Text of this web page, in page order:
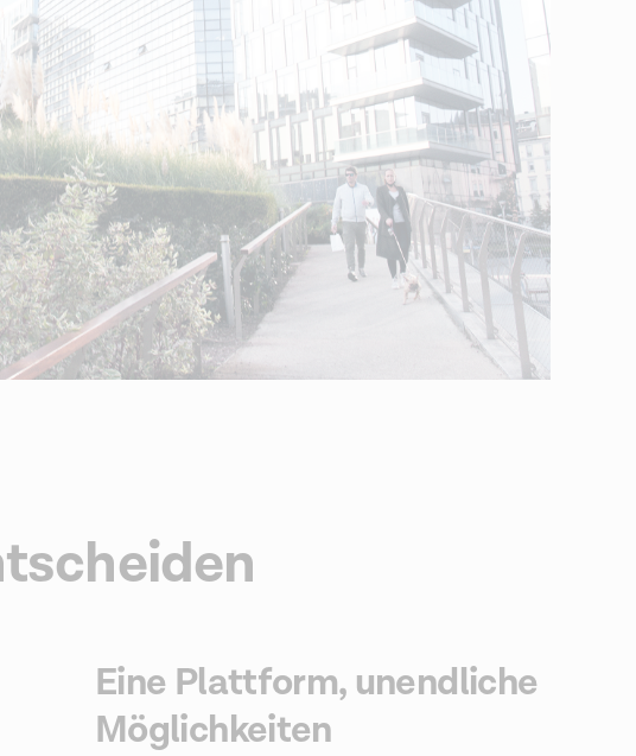
Eine Plattform, unendliche
Möglichkeiten